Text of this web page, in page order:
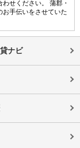
せください。 蒲郡・
お手伝いをさせていた
ナビ